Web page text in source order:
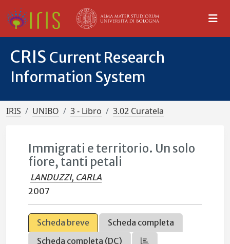
CRIS Current Research
Information System
IRIS UNIBO 3 - Libro 3.02 Curatela
Immigrati e territorio. Un solo
fiore, tanti petali
LANDUZZI, CARLA
2007
Scheda breve
Scheda completa
Scheda completa (DC)